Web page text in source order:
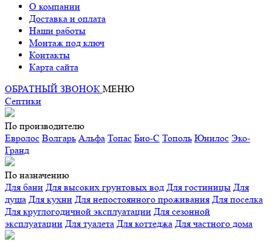
О компании
Доставка и оплата
Наши работы
Монтаж под ключ
Контакты
Карта сайта
ОБРАТНЫЙ ЗВОНОК МЕНЮ
Септики
По производителю
Евролос Волгарь Альфа Топас Био-С Тополь Юнилос Эко-
Гранд
По назначению
Для бани Для высоких грунтовых вод Для гостиницы Для
душа Для кухни Для непостоянного проживания Для поселка
Для круглогодичной эксплуатации Для сезонной
эксплуатации Для туалета Для коттеджа Для частного дома